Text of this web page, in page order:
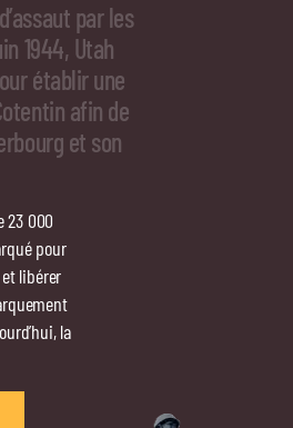
par les
1944, Utah
établir une
afin de
et son
23 000
pour
libérer
la